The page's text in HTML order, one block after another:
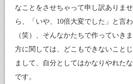
なことをさせちゃって申し訳ありま
ら、「いや、10倍大変でした」と言
（笑）、そんなかたちで作っていき
方に関しては、どこもできないこと
まして、自分としてはかなりやれた
です。